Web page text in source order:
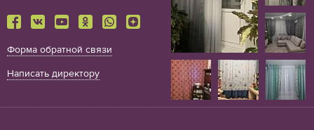
Форма обратной связи
Написать директору